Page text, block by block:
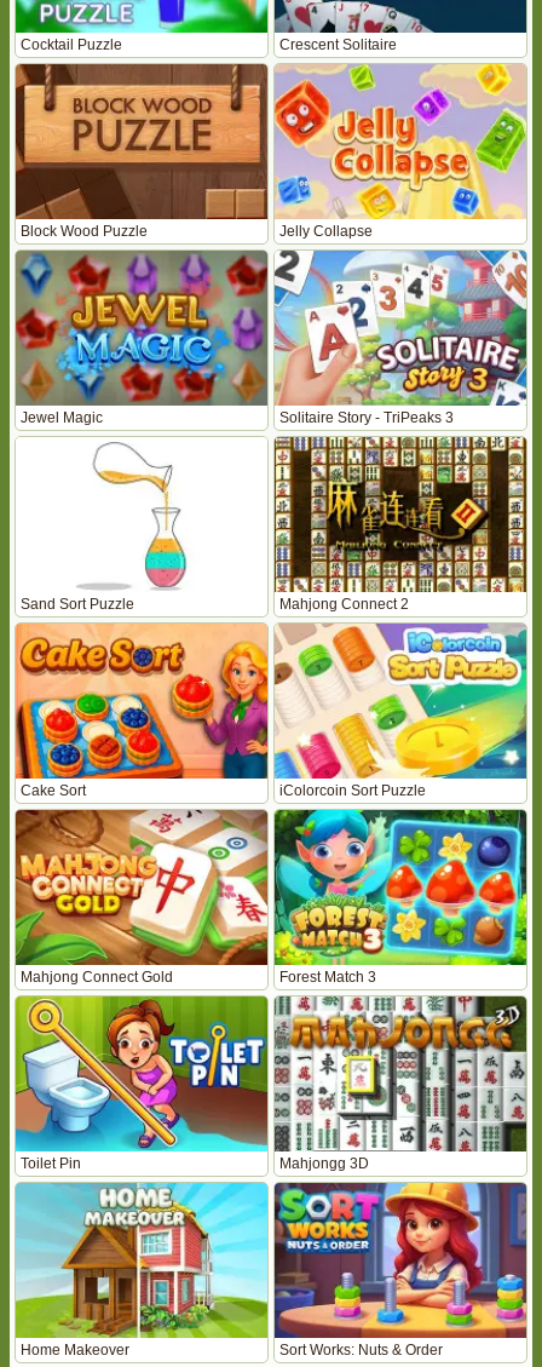
Cocktail Puzzle Crescent Solitaire
Block Wood Puzzle Jelly Collapse
Jewel Magic Solitaire Story - TriPeaks 3
Sand Sort Puzzle Mahjong Connect 2
Cake Sort iColorcoin Sort Puzzle
Mahjong Connect Gold Forest Match 3
Toilet Pin Mahjongg 3D
Home Makeover Sort Works: Nuts & Order